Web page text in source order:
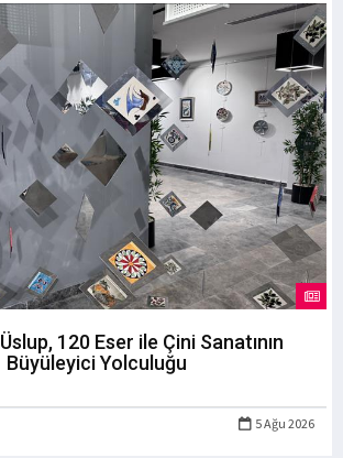
120 Eser ile Çini Sanatının
Büyüleyici Yolculuğu
5 Ağu 2026